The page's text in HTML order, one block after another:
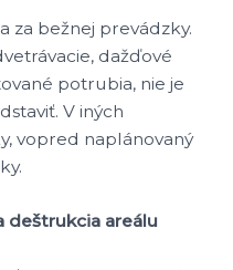
za bežnej prevádzky.
dažďové
potrubia, nie je
V iných
vopred naplánovaný
deštrukcia areálu